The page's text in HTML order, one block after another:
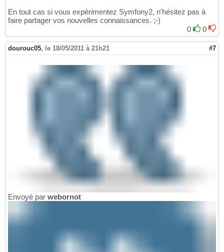
En tout cas si vous expérimentez Symfony2, n'hésitez pas à
faire partager vos nouvelles connaissances. ;-)
0
0
dourouc05, le 18/05/2011 à 21h21 #7
Envoyé par webornot